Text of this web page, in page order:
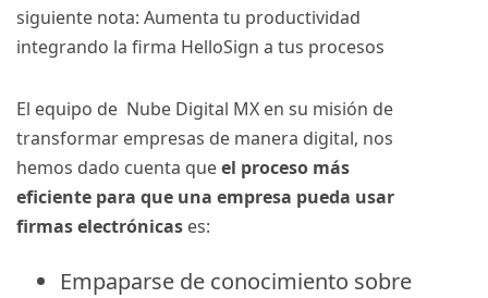
siguiente nota: Aumenta tu productividad
integrando la firma HelloSign a tus procesos
El equipo de Nube Digital MX en su misión de
transformar empresas de manera digital, nos
hemos dado cuenta queel proceso más
eficiente para que una empresa pueda usar
firmas electrónicas es:
Empaparse de conocimiento sobre